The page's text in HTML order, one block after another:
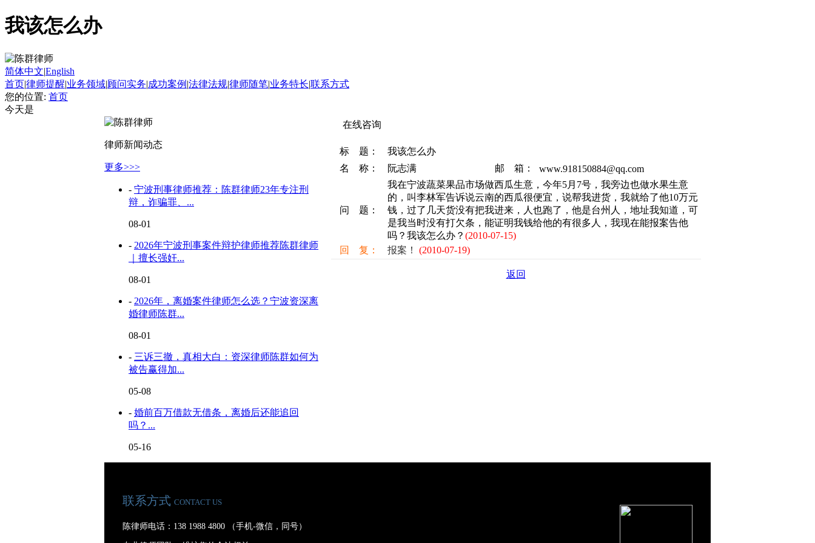
我该怎么办
简体中文|English
首页|律师提醒|业务领域|顾问实务|成功案例 |法律法规|律师随笔|业务特长|联系方式
您的位置: 首页
今天是
律师新闻动态
更多>>>
- 宁波刑事律师推荐：陈群律师23年专注刑
辩，诈骗罪、...
08-01
- 2026年宁波刑事案件辩护律师推荐陈群律师
｜擅长强奸...
08-01
- 2026年，离婚案件律师怎么选？宁波资深离
婚律师陈群...
08-01
- 三诉三撤，真相大白：资深律师陈群如何为
被告赢得加...
05-08
- 婚前百万借款无借条，离婚后还能追回
吗？...
05-16
在线咨询
标 题：
我该怎么办
名 称：
阮志满 邮 箱： www.918150884@qq.com
问 题：
我在宁波蔬菜果品市场做西瓜生意，今年5月7号，我旁边也做水果生意
的，叫李林军告诉说云南的西瓜很便宜，说帮我进货，我就给了他10万元
钱，过了几天货没有把我进来，人也跑了，他是台州人，地址我知道，可
是我当时没有打欠条，能证明我钱给他的有很多人，我现在能报案告他
吗？我该怎么办？ (2010-07-15)
回 复：
报案！ (2010-07-19)
返回
联系方式 CONTACT US
陈律师电话：138 1988 4800 （手机-微信，同号）